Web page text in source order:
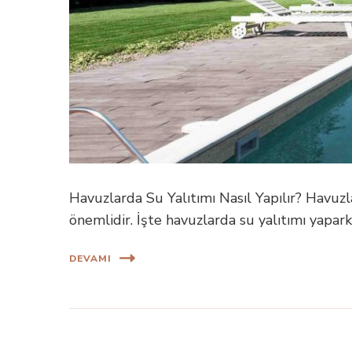
Havuzlarda Su Yalıtımı Nasıl Yapılır?
önemlidir. İşte havuzlarda su yalıtımı
DEVAMI